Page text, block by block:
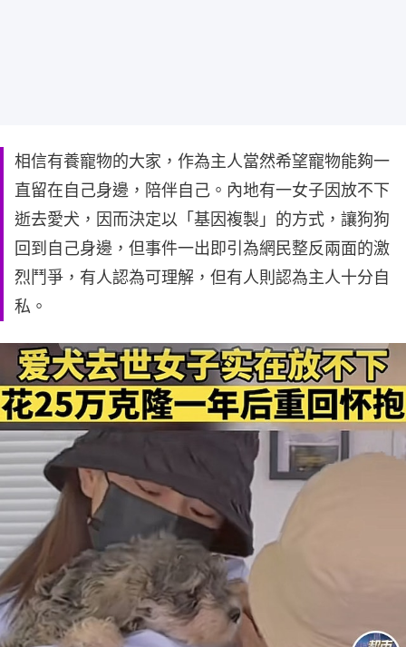
相信有養寵物的大家，作為主人當然希望寵物能夠一
直留在自己身邊，陪伴自己。內地有一女子因放不下
逝去愛犬，因而決定以「基因複製」的方式，讓狗狗
回到自己身邊，但事件一出即引為網民整反兩面的激
烈鬥爭，有人認為可理解，但有人則認為主人十分自
私。